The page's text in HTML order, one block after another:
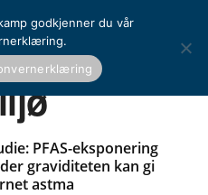
PFAS-eksponering
graviditeten kan gi
astma
godkjenner du vår